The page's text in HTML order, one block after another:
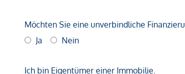
Möchten Sie eine unverbindliche
Ja
Nein
Ich bin Eigentümer einer Immobilie.